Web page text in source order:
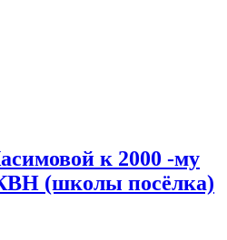
к 2000 -му
(школы посёлка)